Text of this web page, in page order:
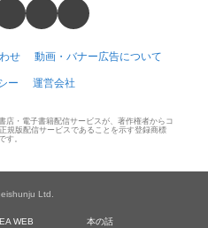
せ 動画・バナー広告について
ー 運営会社
店・電子書籍配信サービスが、著作権者からコ
規版配信サービスであることを示す登録商標
す。
Ltd.
WEB 本の話